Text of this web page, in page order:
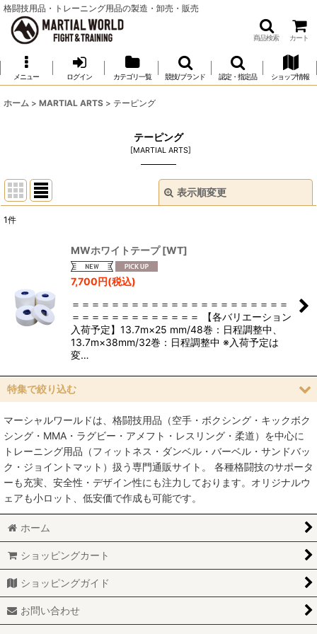
格闘技用品・トレーニング用品の製造・卸売・販売
商品検索 カート
メニュー ログイン カテゴリ一覧 競技/ブランド 認定・指定品 ショップ情報
ホーム > MARTIAL ARTS > テーピング
テーピング
[MARTIAL ARTS]
表示順変更
絞り込む
1件
MWホワイトテープ [WT]
7,700円(税込)
＝＝＝＝＝＝＝＝＝＝＝＝＝＝＝＝＝＝＝＝＝＝
＝＝＝＝＝＝＝＝＝＝＝＝＝ 【各バリエーション
入荷予定】13.7m×25 mm/48巻：日程調整中、
13.7m×38mm/32巻：日程調整中 ※入荷予定は
変…
特集で絞り込む
空手
MMA総合格闘技
柔術
柔道
キックボクシング
少林寺拳法
マーシャルワールドは、格闘技用品（空手・ボクシング・キックボク
シング・MMA・ラグビー・アメフト・レスリング・柔道）を中心に
トレーニング用品（フィットネス・ダンベル・バーベル・サンドバッ
ク・ジョイントマット）扱う専門通販サイト。 各種格闘技のサポータ
ーも充実、安全性・デザイン性にも注力しております。オリジナルウ
ェアも小ロット、低安価で作成も可能です。
ホーム
ショッピングカート
ショッピングガイド
お問い合わせ